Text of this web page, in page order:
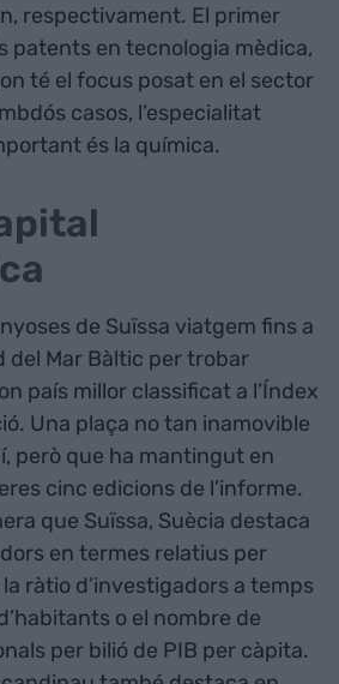
respectivament. El primer
patents en tecnologia mèdica,
té el focus posat en el sector
casos, l’especialitat
és la química.
de Suïssa viatgem fins a
del Mar Bàltic per trobar
país millor classificat a l’Índex
Una plaça no tan inamovible
però que ha mantingut en
cinc edicions de l’informe.
que Suïssa, Suècia destaca
en termes relatius per
ràtio d’investigadors a temps
o el nombre de
per bilió de PIB per càpita.